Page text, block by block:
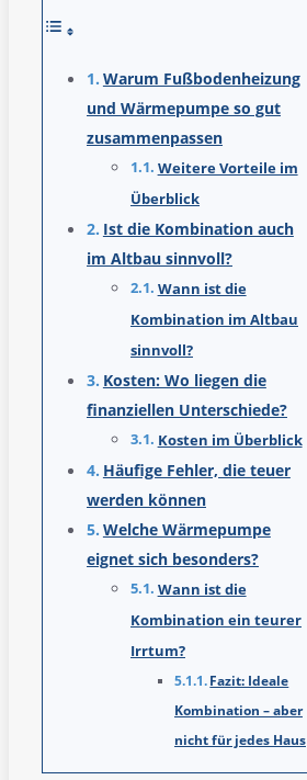
Warum Fußbodenheizung
und Wärmepumpe so gut
zusammenpassen
Weitere Vorteile im
Überblick
Ist die Kombination auch
im Altbau sinnvoll?
Wann ist die
Kombination im Altbau
sinnvoll?
Kosten: Wo liegen die
finanziellen Unterschiede?
Kosten im Überblick
Häufige Fehler, die teuer
werden können
Welche Wärmepumpe
eignet sich besonders?
Wann ist die
Kombination ein teurer
Irrtum?
Fazit: Ideale
Kombination – aber
nicht für jedes Haus